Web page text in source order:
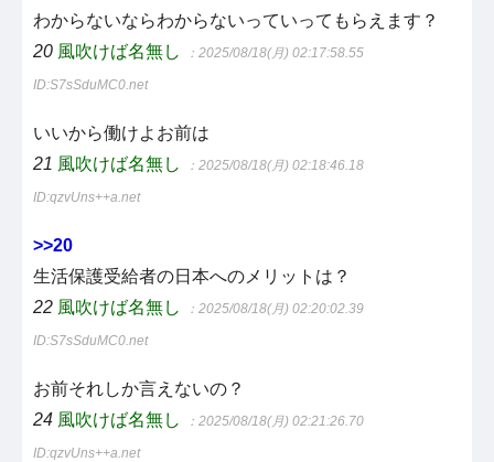
わからないならわからないっていってもらえます？
20 風吹けば名無し ：2025/08/18(月) 02:17:58.55
ID:S7sSduMC0.net
いいから働けよお前は
21 風吹けば名無し ：2025/08/18(月) 02:18:46.18
ID:qzvUns++a.net
>>20
生活保護受給者の日本へのメリットは？
22 風吹けば名無し ：2025/08/18(月) 02:20:02.39
ID:S7sSduMC0.net
お前それしか言えないの？
24 風吹けば名無し ：2025/08/18(月) 02:21:26.70
ID:qzvUns++a.net